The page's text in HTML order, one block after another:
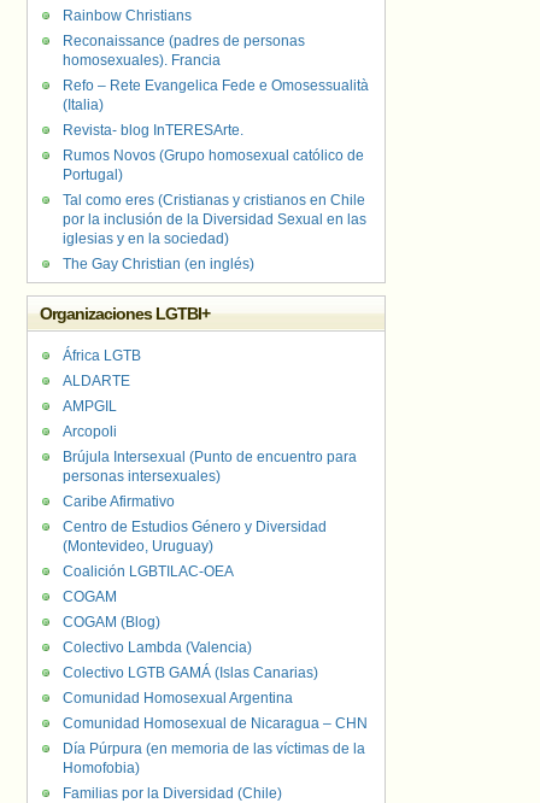
Rainbow Christians
Reconaissance (padres de personas
homosexuales). Francia
Refo – Rete Evangelica Fede e Omosessualità
(Italia)
Revista- blog InTERESArte.
Rumos Novos (Grupo homosexual católico de
Portugal)
Tal como eres (Cristianas y cristianos en Chile
por la inclusión de la Diversidad Sexual en las
iglesias y en la sociedad)
The Gay Christian (en inglés)
Organizaciones LGTBI+
África LGTB
ALDARTE
AMPGIL
Arcopoli
Brújula Intersexual (Punto de encuentro para
personas intersexuales)
Caribe Afirmativo
Centro de Estudios Género y Diversidad
(Montevideo, Uruguay)
Coalición LGBTILAC-OEA
COGAM
COGAM (Blog)
Colectivo Lambda (Valencia)
Colectivo LGTB GAMÁ (Islas Canarias)
Comunidad Homosexual Argentina
Comunidad Homosexual de Nicaragua – CHN
Día Púrpura (en memoria de las víctimas de la
Homofobia)
Familias por la Diversidad (Chile)